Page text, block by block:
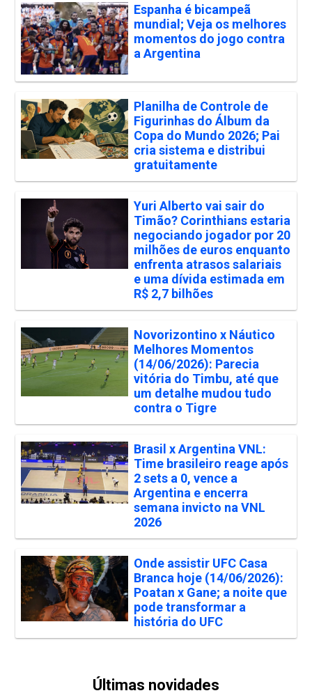
Espanha é bicampeã
mundial; Veja os melhores
momentos do jogo contra
a Argentina
Planilha de Controle de
Figurinhas do Álbum da
Copa do Mundo 2026; Pai
cria sistema e distribui
gratuitamente
Yuri Alberto vai sair do
Timão? Corinthians estaria
negociando jogador por 20
milhões de euros enquanto
enfrenta atrasos salariais
e uma dívida estimada em
R$ 2,7 bilhões
Novorizontino x Náutico
Melhores Momentos
(14/06/2026): Parecia
vitória do Timbu, até que
um detalhe mudou tudo
contra o Tigre
Brasil x Argentina VNL:
Time brasileiro reage após
2 sets a 0, vence a
Argentina e encerra
semana invicto na VNL
2026
Onde assistir UFC Casa
Branca hoje (14/06/2026):
Poatan x Gane; a noite que
pode transformar a
história do UFC
Últimas novidades